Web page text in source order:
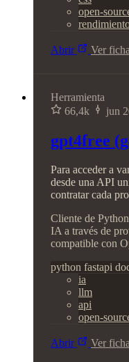
open-
Abrir Ver ficha
Herramienta
66,4k
jun
gpt4free
Para acceder a
desde una API
contratar cada
Cliente de
IA a través de
compatible con
python fastapi
ia
llm
api
open-
Abrir Ver